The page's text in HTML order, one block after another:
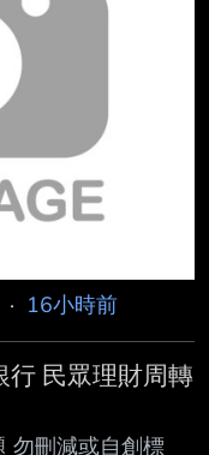
微軟，不然他再一
在他的當沖成績
時就是順風局。難
怕他去當小飛俠…
-- 我還真的不是
· 16小時前
行 民眾理財周轉
勿刪減或自創標